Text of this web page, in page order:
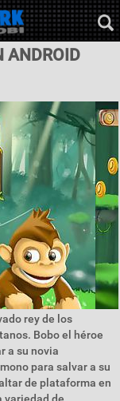
ANDROID
rey de los
Bobo el héroe
a su novia
para salvar a su
de plataforma en